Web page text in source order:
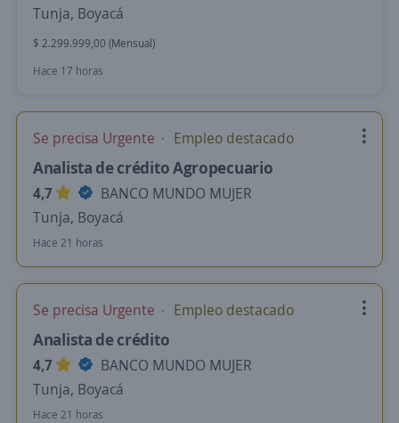
Tunja, Boyacá
$ 2.299.999,00 (Mensual)
Hace 17 horas
Se precisa Urgente Empleo destacado
Analista de crédito Agropecuario
4,7
BANCO MUNDO MUJER
Tunja, Boyacá
Hace 21 horas
Se precisa Urgente Empleo destacado
Analista de crédito
4,7
BANCO MUNDO MUJER
Tunja, Boyacá
Hace 21 horas